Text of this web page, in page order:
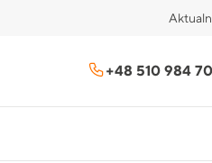
+48 510 984